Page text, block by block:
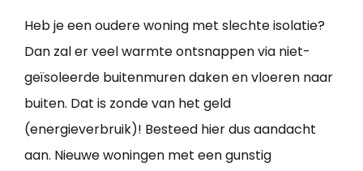
Heb je een oudere woning met slechte isolatie?
Dan zal er veel warmte ontsnappen via niet-
geïsoleerde buitenmuren daken en vloeren naar
buiten. Dat is zonde van het geld
(energieverbruik)! Besteed hier dus aandacht
aan. Nieuwe woningen met een gunstig